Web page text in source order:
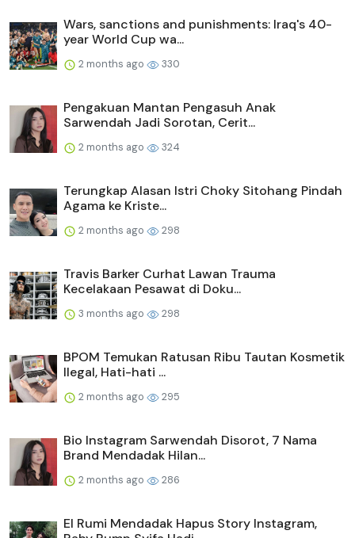
Wars, sanctions and punishments: Iraq's 40-
year World Cup wa...
2 months ago 330
Pengakuan Mantan Pengasuh Anak
Sarwendah Jadi Sorotan, Cerit...
2 months ago 324
Terungkap Alasan Istri Choky Sitohang Pindah
Agama ke Kriste...
2 months ago 298
Travis Barker Curhat Lawan Trauma
Kecelakaan Pesawat di Doku...
3 months ago 298
BPOM Temukan Ratusan Ribu Tautan Kosmetik
Ilegal, Hati-hati ...
2 months ago 295
Bio Instagram Sarwendah Disorot, 7 Nama
Brand Mendadak Hilan...
2 months ago 286
El Rumi Mendadak Hapus Story Instagram,